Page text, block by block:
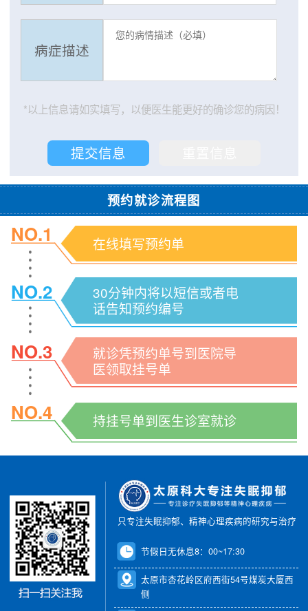
病症描述
*以上信息请如实填写，以便医生能更好的确诊您的病因！
预约就诊流程图
NO.1 在线填写预约单
NO.2
30分钟内将以短信或者电
话告知预约编号
NO.3
就诊凭预约单号到医院导
医领取挂号单
NO.4 持挂号单到医生诊室就诊
只专注失眠抑郁、精神心理疾病的研究与治疗
节假日无休息8：00~17:30
太原市杏花岭区府西街54号煤炭大厦西
侧